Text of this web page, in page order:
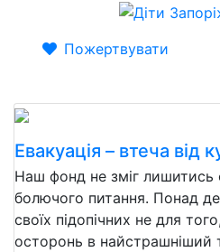
Пожертвувати
Евакуація – втеча від
Наш фонд не зміг лишитись
болючого питання. Понад
своїх підопічних не для
осторонь в найстрашніший